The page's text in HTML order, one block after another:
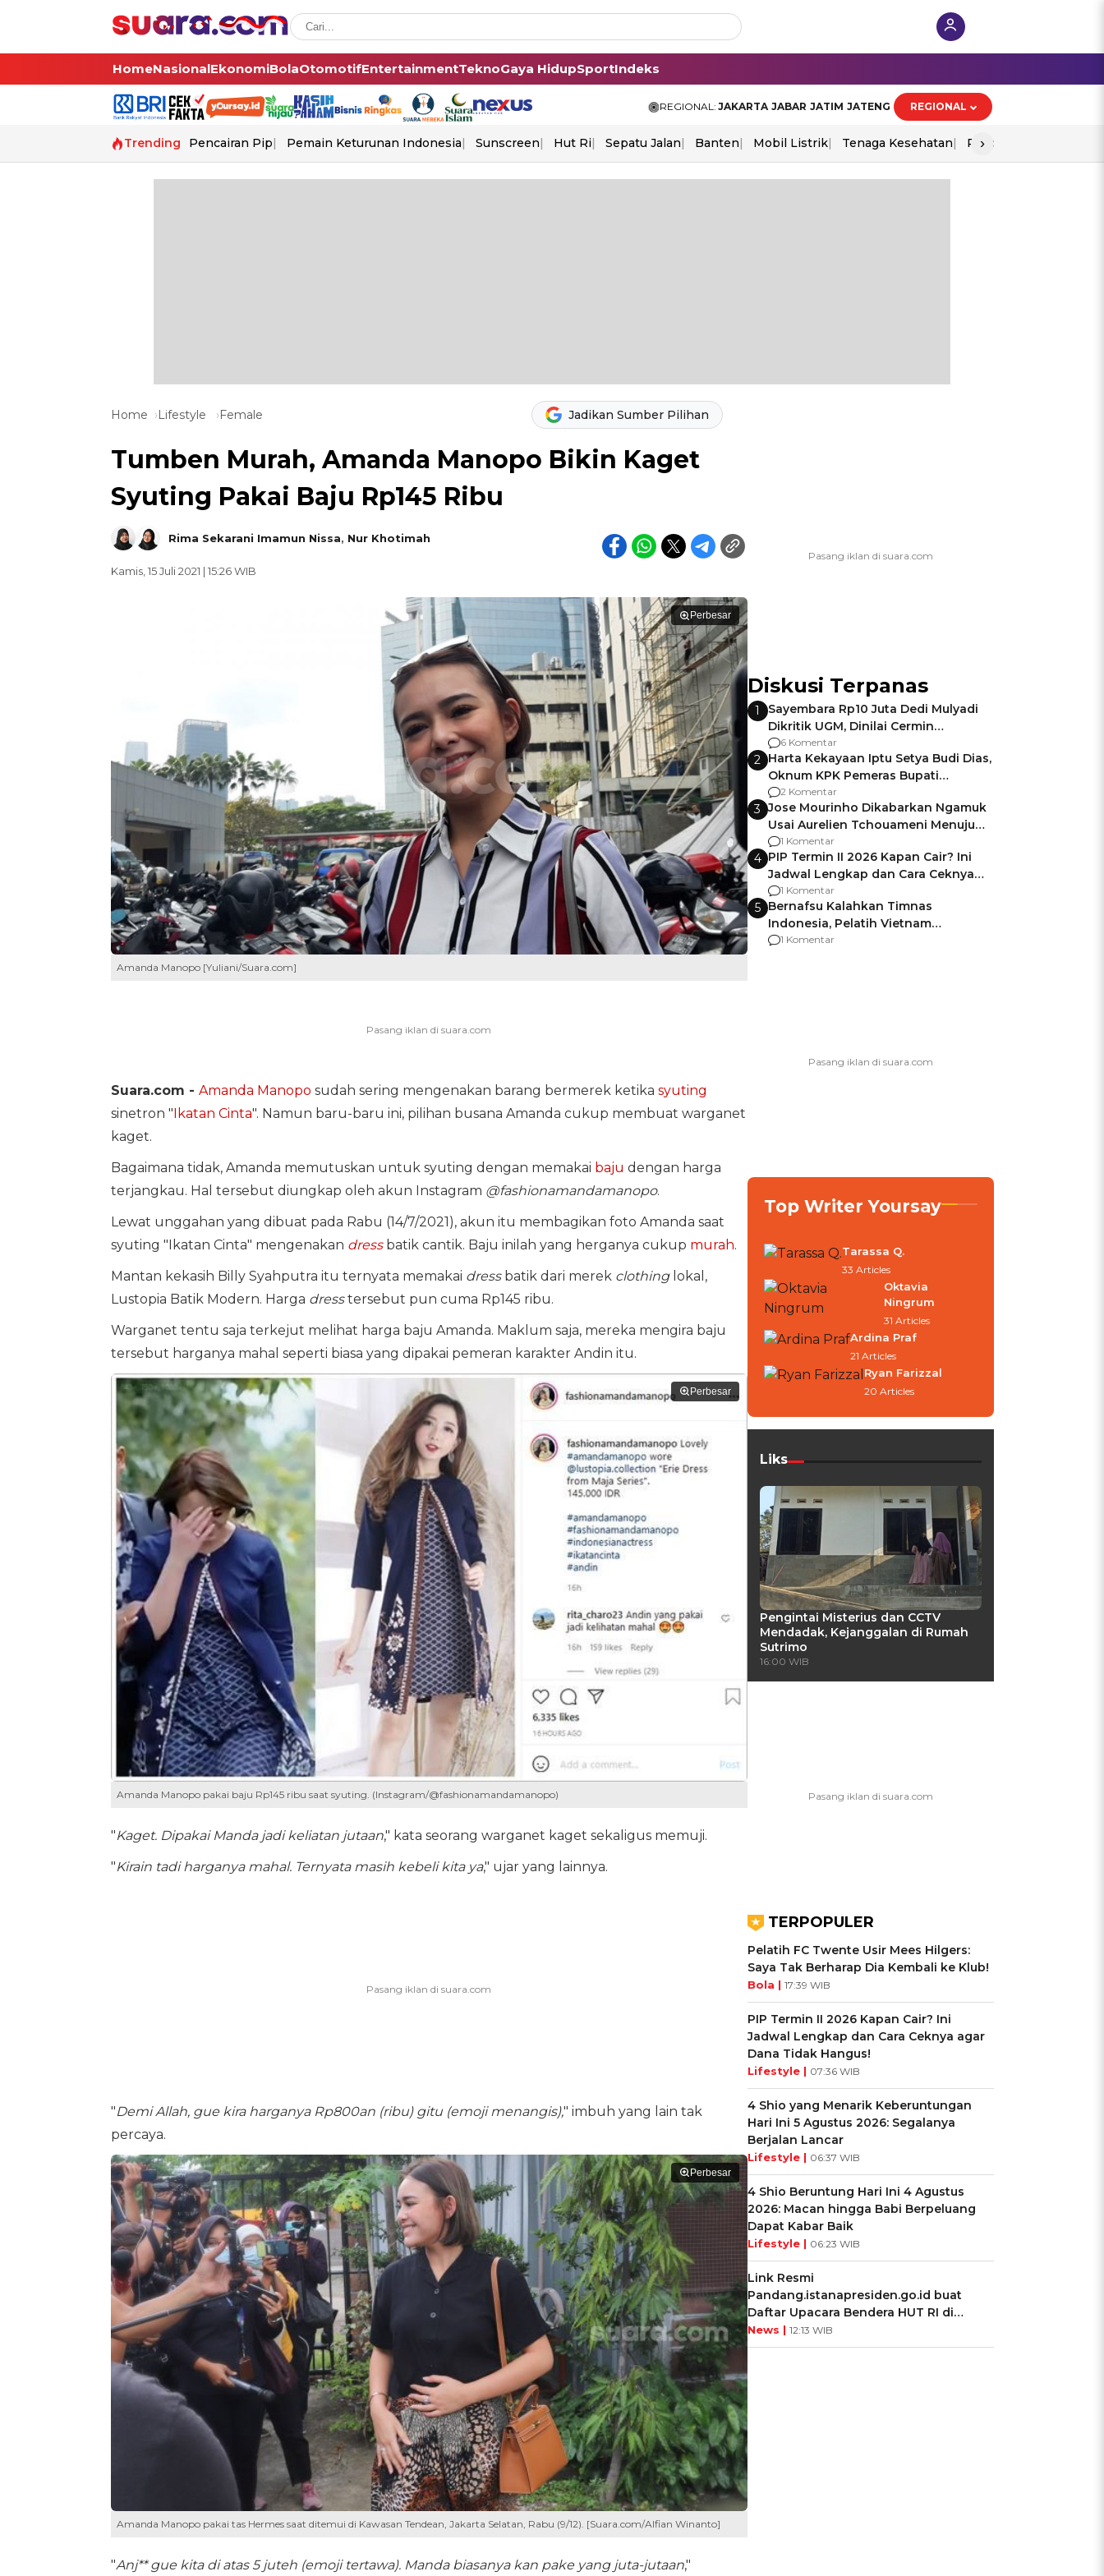
HomeNasionalEkonomiBolaOtomotifEntertainmentTeknoGaya HidupSportIndeks
REGIONAL: JAKARTA JABAR JATIM JATENG REGIONAL
Trending Pencairan Pip Pemain Keturunan Indonesia Sunscreen Hut Ri Sepatu Jalan Banten Mobil Listrik Tenaga Kesehatan Piala Aff 2026
›
Home Lifestyle Female Jadikan Sumber Pilihan
Tumben Murah, Amanda Manopo Bikin Kaget
Syuting Pakai Baju Rp145 Ribu
Rima Sekarani Imamun Nissa, Nur Khotimah
Kamis, 15 Juli 2021 | 15:26 WIB
Perbesar
Amanda Manopo [Yuliani/Suara.com]
Suara.com - Amanda Manopo sudah sering mengenakan barang bermerek ketika syuting
sinetron "Ikatan Cinta". Namun baru-baru ini, pilihan busana Amanda cukup membuat warganet
kaget.
Bagaimana tidak, Amanda memutuskan untuk syuting dengan memakai baju dengan harga
terjangkau. Hal tersebut diungkap oleh akun Instagram @fashionamandamanopo.
Lewat unggahan yang dibuat pada Rabu (14/7/2021), akun itu membagikan foto Amanda saat
syuting "Ikatan Cinta" mengenakan dress batik cantik. Baju inilah yang herganya cukup murah.
Mantan kekasih Billy Syahputra itu ternyata memakai dressbatik dari merek clothinglokal,
Lustopia Batik Modern. Harga dresstersebut pun cuma Rp145 ribu.
Warganet tentu saja terkejut melihat harga baju Amanda. Maklum saja, mereka mengira baju
tersebut harganya mahal seperti biasa yang dipakai pemeran karakter Andin itu.
Perbesar
Amanda Manopo pakai baju Rp145 ribu saat syuting. (Instagram/@fashionamandamanopo)
"Kaget. Dipakai Manda jadi keliatan jutaan," kata seorang warganet kaget sekaligus memuji.
"Kirain tadi harganya mahal. Ternyata masih kebeli kita ya," ujar yang lainnya.
"Demi Allah, gue kira harganya Rp800an (ribu) gitu (emoji menangis)," imbuh yang lain tak
percaya.
Perbesar
Amanda Manopo pakai tas Hermes saat ditemui di Kawasan Tendean, Jakarta Selatan, Rabu (9/12). [Suara.com/Alfian Winanto]
"Anj** gue kita di atas 5 juteh (emoji tertawa). Manda biasanya kan pake yang juta-jutaan,"
Diskusi Terpanas
1
Sayembara Rp10 Juta Dedi Mulyadi
Dikritik UGM, Dinilai Cermin
Gagalnya Negara Jamin Keamanan
6 Komentar
2 Harta Kekayaan Iptu Setya Budi Dias,
Oknum KPK Pemeras Bupati
Pemalang
2 Komentar
3 Jose Mourinho Dikabarkan Ngamuk
Usai Aurelien Tchouameni Menuju
Manchester United
1 Komentar
4 PIP Termin II 2026 Kapan Cair? Ini
Jadwal Lengkap dan Cara Ceknya
agar Dana Tidak Hangus!
1 Komentar
5 Bernafsu Kalahkan Timnas
Indonesia, Pelatih Vietnam
Berencana Pakai Jimat di Pakansari
1 Komentar
Top Writer Yoursay
Tarassa Q.
33 Articles
Oktavia
Ningrum
31 Articles
Ardina Praf
21 Articles
Ryan Farizzal
20 Articles
Liks
Pengintai Misterius dan CCTV
Mendadak, Kejanggalan di Rumah
Sutrimo
16:00 WIB
TERPOPULER
Pelatih FC Twente Usir Mees Hilgers:
Saya Tak Berharap Dia Kembali ke Klub!
Bola | 17:39 WIB
PIP Termin II 2026 Kapan Cair? Ini
Jadwal Lengkap dan Cara Ceknya agar
Dana Tidak Hangus!
Lifestyle | 07:36 WIB
4 Shio yang Menarik Keberuntungan
Hari Ini 5 Agustus 2026: Segalanya
Berjalan Lancar
Lifestyle | 06:37 WIB
4 Shio Beruntung Hari Ini 4 Agustus
2026: Macan hingga Babi Berpeluang
Dapat Kabar Baik
Lifestyle | 06:23 WIB
Link Resmi
Pandang.istanapresiden.go.id buat
Daftar Upacara Bendera HUT RI di
Istana Negara
News | 12:13 WIB